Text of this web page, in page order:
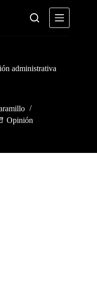
administrativa
Opinión